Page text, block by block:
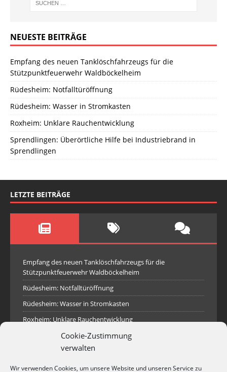
Cookie-Zustimmung
verwalten
Wir verwenden Cookies, um unsere Website und unseren Service zu
NEUESTE BEITRÄGE
Empfang des neuen Tanklöschfahrzeugs für die
Stützpunktfeuerwehr Waldböckelheim
Rüdesheim: Notfalltüröffnung
Rüdesheim: Wasser in Stromkasten
Roxheim: Unklare Rauchentwicklung
Sprendlingen: Überörtliche Hilfe bei Industriebrand in
Sprendlingen
LETZTE BEITRÄGE
Empfang des neuen Tanklöschfahrzeugs für die
Stützpunktfeuerwehr Waldböckelheim
Rüdesheim: Notfalltüröffnung
Rüdesheim: Wasser in Stromkasten
Roxheim: Unklare Rauchentwicklung
Sprendlingen: Überörtliche Hilfe bei Industriebrand in
Sprendlingen